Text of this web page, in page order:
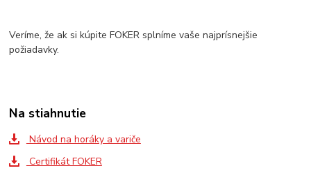
Veríme, že ak si kúpite FOKER splníme vaše najprísnejšie
požiadavky.
Na stiahnutie
Návod na horáky a variče
Certifikát FOKER